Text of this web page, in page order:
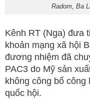
Radom, Ba
Kênh RT (Nga) đưa
khoản mạng xã hội
đương nhiệm đã
PAC3 do Mỹ sản
không công bố công
quốc hội.